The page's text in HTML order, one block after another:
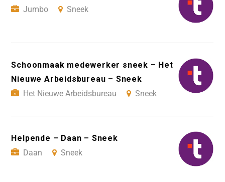
Jumbo
Sneek
Schoonmaak medewerker sneek – Het
Nieuwe Arbeidsbureau – Sneek
Het Nieuwe Arbeidsbureau
Sneek
Helpende – Daan – Sneek
Daan
Sneek